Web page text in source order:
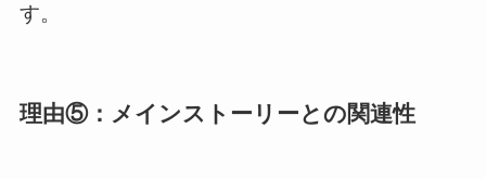
す。
理由⑤：メインストーリーとの関連性